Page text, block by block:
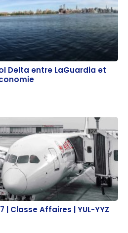
Delta entre LaGuardia et
Delta entre LaGuardia et
Classe Affaires | YUL-YYZ
| Classe Affaires | YUL-YYZ